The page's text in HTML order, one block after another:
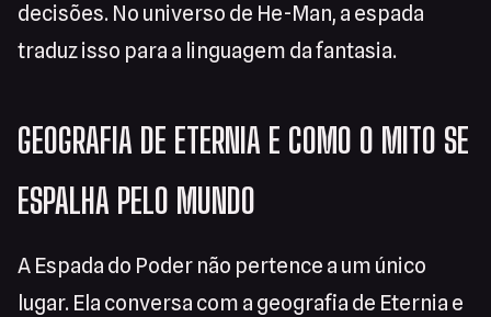
decisões. No universo de He-Man, a espada
traduz isso para a linguagem da fantasia.
GEOGRAFIA DE ETERNIA E COMO O MITO SE
ESPALHA PELO MUNDO
A Espada do Poder não pertence a um único
lugar. Ela conversa com a geografia de Eternia e